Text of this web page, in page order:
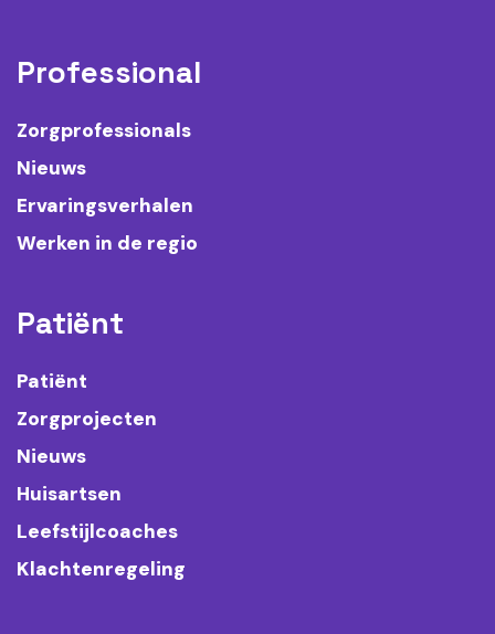
Professional
Zorgprofessionals
Nieuws
Ervaringsverhalen
Werken in de regio
Patiënt
Patiënt
Zorgprojecten
Nieuws
Huisartsen
Leefstijlcoaches
Klachtenregeling